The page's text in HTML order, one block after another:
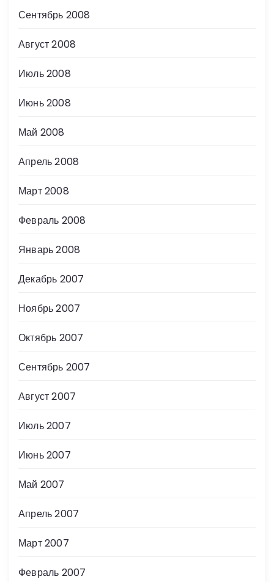
Сентябрь 2008
Август 2008
Июль 2008
Июнь 2008
Май 2008
Апрель 2008
Март 2008
Февраль 2008
Январь 2008
Декабрь 2007
Ноябрь 2007
Октябрь 2007
Сентябрь 2007
Август 2007
Июль 2007
Июнь 2007
Май 2007
Апрель 2007
Март 2007
Февраль 2007